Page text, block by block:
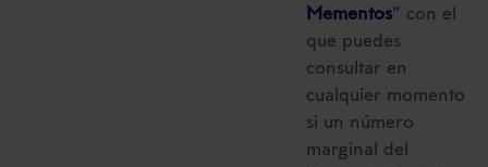
Mementos” con el
que puedes
consultar en
cualquier momento
si un número
marginal del